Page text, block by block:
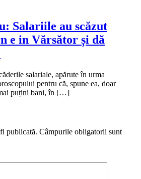
Salariile au scăzut
e in Vărsător și dă
salariale, apărute în urma
pentru că, spune ea, doar
puțini bani, în […]
publicată. Câmpurile obligatorii sunt